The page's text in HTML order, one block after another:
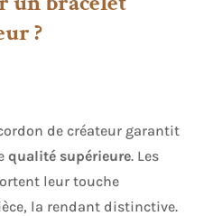
?
de créateur garantit
qualité supérieure. Les
leur touche
la rendant distinctive.